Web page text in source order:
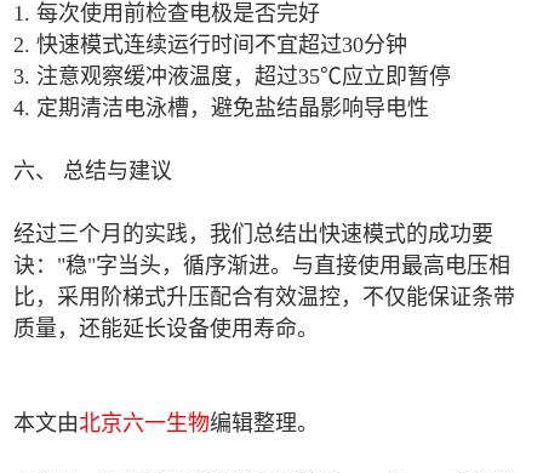
1. 每次使用前检查电极是否完好
2. 快速模式连续运行时间不宜超过30分钟
3. 注意观察缓冲液温度，超过35℃应立即暂停
4. 定期清洁电泳槽，避免盐结晶影响导电性
六、 总结与建议
经过三个月的实践，我们总结出快速模式的成功要
诀："稳"字当头，循序渐进。与直接使用最高电压相
比，采用阶梯式升压配合有效温控，不仅能保证条带
质量，还能延长设备使用寿命。
本文由北京六一生物编辑整理。